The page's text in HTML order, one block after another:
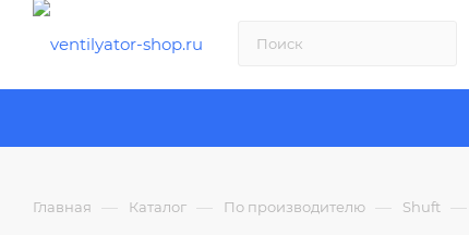
Главная — Каталог — По производителю — Shuft —